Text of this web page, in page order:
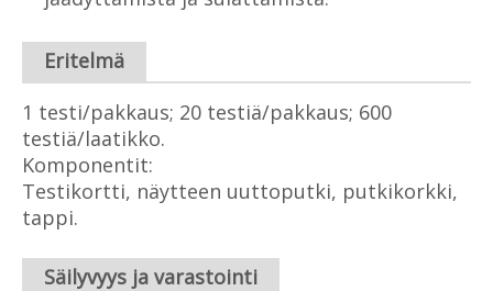
Eritelmä
1 testi/pakkaus; 20 testiä/pakkaus; 600
testiä/laatikko.
Komponentit:
Testikortti, näytteen uuttoputki, putkikorkki,
tappi.
Säilyvyys ja varastointi